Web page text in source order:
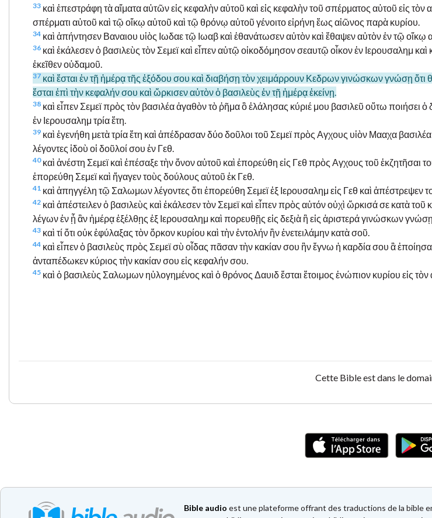
33 καὶ ἐπεστράφη τὰ αἵματα αὐτῶν εἰς κεφαλὴν αὐτοῦ καὶ εἰς κεφαλὴν τοῦ σπέρματος αὐτοῦ εἰς τὸν
σπέρματι αὐτοῦ καὶ τῷ οἴκῳ αὐτοῦ καὶ τῷ θρόνῳ αὐτοῦ γένοιτο εἰρήνη ἕως αἰῶνος παρὰ κυρίου.
34 καὶ ἀπήντησεν Βαναιου υἱὸς Ιωδαε τῷ Ιωαβ καὶ ἐθανάτωσεν αὐτὸν καὶ ἔθαψεν αὐτὸν ἐν τῷ οἴκῳ
36 καὶ ἐκάλεσεν ὁ βασιλεὺς τὸν Σεμεϊ καὶ εἶπεν αὐτῷ οἰκοδόμησον σεαυτῷ οἶκον ἐν Ιερουσαλημ καὶ
ἐκεῖθεν οὐδαμοῦ.
37 καὶ ἔσται ἐν τῇ ἡμέρᾳ τῆς ἐξόδου σου καὶ διαβήσῃ τὸν χειμάρρουν Κεδρων γινώσκων γνώσῃ
ἔσται ἐπὶ τὴν κεφαλήν σου καὶ ὥρκισεν αὐτὸν ὁ βασιλεὺς ἐν τῇ ἡμέρᾳ ἐκείνῃ.
38 καὶ εἶπεν Σεμεϊ πρὸς τὸν βασιλέα ἀγαθὸν τὸ ῥῆμα ὃ ἐλάλησας κύριέ μου βασιλεῦ οὕτω ποιήσει ὁ
ἐν Ιερουσαλημ τρία ἔτη.
39 καὶ ἐγενήθη μετὰ τρία ἔτη καὶ ἀπέδρασαν δύο δοῦλοι τοῦ Σεμεϊ πρὸς Αγχους υἱὸν Μααχα
λέγοντες ἰδοὺ οἱ δοῦλοί σου ἐν Γεθ.
40καὶ ἀνέστη Σεμεϊ καὶ ἐπέσαξε τὴν ὄνον αὐτοῦ καὶ ἐπορεύθη εἰς Γεθ πρὸς Αγχους τοῦ ἐκζητῆσαι
ἐπορεύθη Σεμεϊ καὶ ἤγαγεν τοὺς δούλους αὐτοῦ ἐκ Γεθ.
41 καὶ ἀπηγγέλη τῷ Σαλωμων λέγοντες ὅτι ἐπορεύθη Σεμεϊ ἐξ Ιερουσαλημ εἰς Γεθ καὶ ἀπέστρεψεν
42 καὶ ἀπέστειλεν ὁ βασιλεὺς καὶ ἐκάλεσεν τὸν Σεμεϊ καὶ εἶπεν πρὸς αὐτόν οὐχὶ ὥρκισά σε κατὰ
λέγων ἐν ᾗ ἂν ἡμέρᾳ ἐξέλθῃς ἐξ Ιερουσαλημ καὶ πορευθῇς εἰς δεξιὰ ἢ εἰς ἀριστερά γινώσκων
43 καὶ τί ὅτι οὐκ ἐφύλαξας τὸν ὅρκον κυρίου καὶ τὴν ἐντολήν ἣν ἐνετειλάμην κατὰ σοῦ.
44 καὶ εἶπεν ὁ βασιλεὺς πρὸς Σεμεϊ σὺ οἶδας πᾶσαν τὴν κακίαν σου ἣν ἔγνω ἡ καρδία σου ἃ
ἀνταπέδωκεν κύριος τὴν κακίαν σου εἰς κεφαλήν σου.
45 καὶ ὁ βασιλεὺς Σαλωμων ηὐλογημένος καὶ ὁ θρόνος Δαυιδ ἔσται ἕτοιμος ἐνώπιον κυρίου εἰς τὸν
Cette Bible est dans le
Bible audio est une plateforme offrant des traductions de la bible